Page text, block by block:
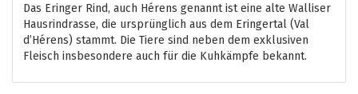
Das Eringer Rind, auch Hérens genannt ist eine alte Walliser
Hausrindrasse, die ursprünglich aus dem Eringertal (Val
d’Hérens) stammt. Die Tiere sind neben dem exklusiven
Fleisch insbesondere auch für die Kuhkämpfe bekannt.